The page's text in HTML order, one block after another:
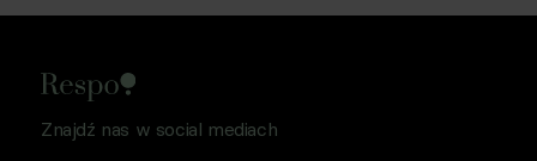
Znajdź nas w social mediach